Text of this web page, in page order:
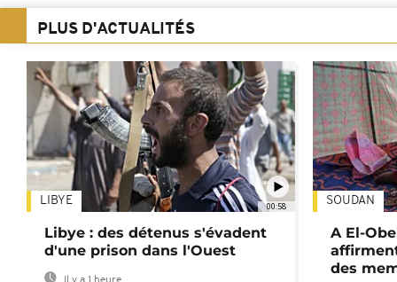
PLUS D'ACTUALITÉS
00:58
LIBYE
Libye : des détenus s'évadent
d'une prison dans l'Ouest
SOUDAN
A El-
des